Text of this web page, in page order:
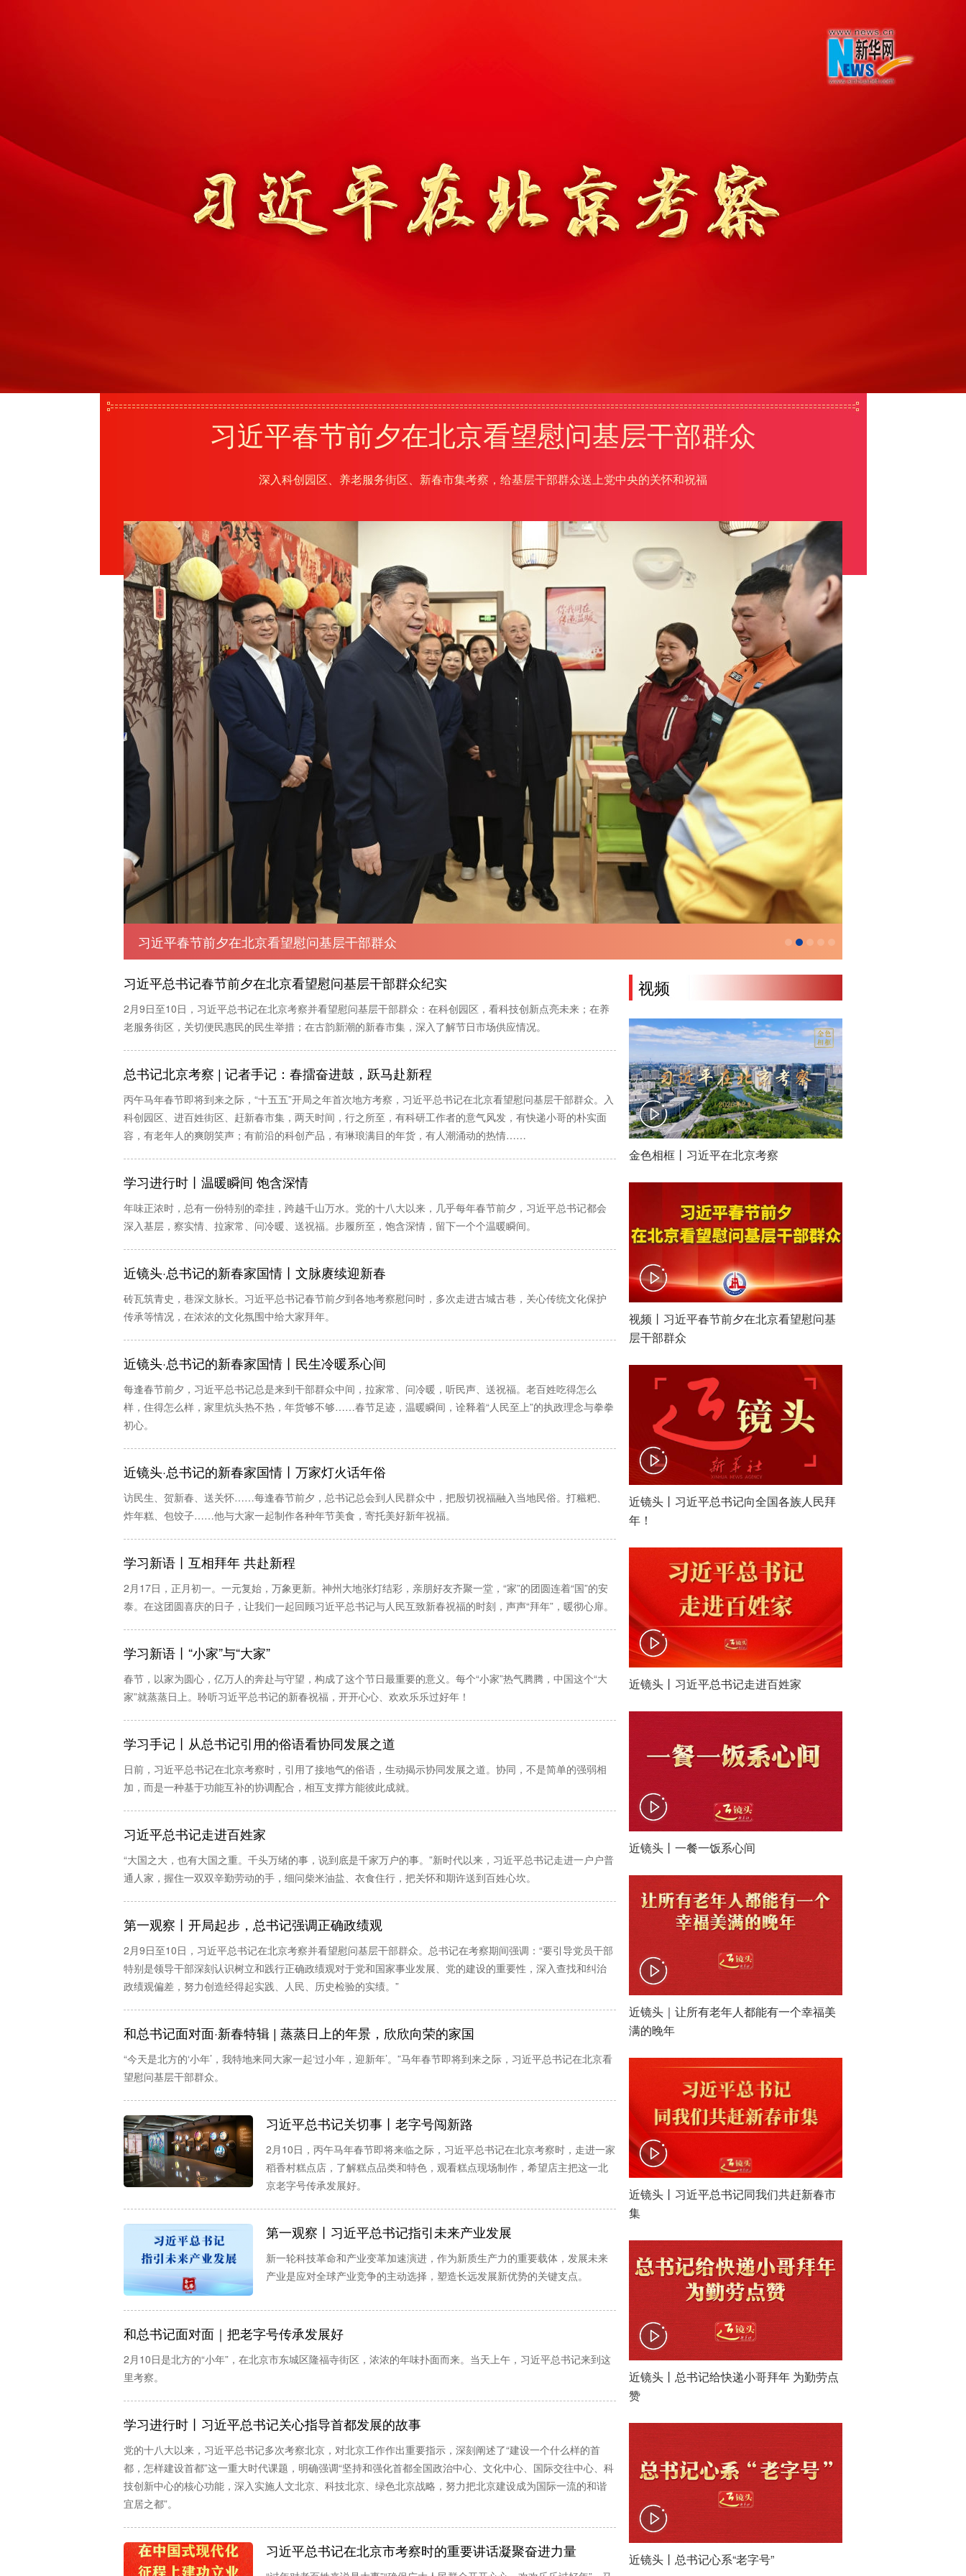
习近平春节前夕在北京看望慰问基层干部群众
深入科创园区、养老服务街区、新春市集考察，给基层干部群众送上党中央的关怀和祝福
暖心微视频丨躬身为民
习近平总书记春节前夕在北京看望慰问基层干部群众纪实
2月9日至10日，习近平总书记在北京考察并看望慰问基层干部群众：在科创园区，看科技创新点亮未来；在养
老服务街区，关切便民惠民的民生举措；在古韵新潮的新春市集，深入了解节日市场供应情况。
总书记北京考察 | 记者手记：春擂奋进鼓，跃马赴新程
丙午马年春节即将到来之际，“十五五”开局之年首次地方考察，习近平总书记在北京看望慰问基层干部群众。入
科创园区、进百姓街区、赶新春市集，两天时间，行之所至，有科研工作者的意气风发，有快递小哥的朴实面
容，有老年人的爽朗笑声；有前沿的科创产品，有琳琅满目的年货，有人潮涌动的热情……
学习进行时丨温暖瞬间 饱含深情
年味正浓时，总有一份特别的牵挂，跨越千山万水。党的十八大以来，几乎每年春节前夕，习近平总书记都会
深入基层，察实情、拉家常、问冷暖、送祝福。步履所至，饱含深情，留下一个个温暖瞬间。
近镜头·总书记的新春家国情丨文脉赓续迎新春
砖瓦筑青史，巷深文脉长。习近平总书记春节前夕到各地考察慰问时，多次走进古城古巷，关心传统文化保护
传承等情况，在浓浓的文化氛围中给大家拜年。
近镜头·总书记的新春家国情丨民生冷暖系心间
每逢春节前夕，习近平总书记总是来到干部群众中间，拉家常、问冷暖，听民声、送祝福。老百姓吃得怎么
样，住得怎么样，家里炕头热不热，年货够不够……春节足迹，温暖瞬间，诠释着“人民至上”的执政理念与拳拳
初心。
近镜头·总书记的新春家国情丨万家灯火话年俗
访民生、贺新春、送关怀……每逢春节前夕，总书记总会到人民群众中，把殷切祝福融入当地民俗。打糍粑、
炸年糕、包饺子……他与大家一起制作各种年节美食，寄托美好新年祝福。
学习新语丨互相拜年 共赴新程
2月17日，正月初一。一元复始，万象更新。神州大地张灯结彩，亲朋好友齐聚一堂，“家”的团圆连着“国”的安
泰。在这团圆喜庆的日子，让我们一起回顾习近平总书记与人民互致新春祝福的时刻，声声“拜年”，暖彻心扉。
学习新语丨“小家”与“大家”
春节，以家为圆心，亿万人的奔赴与守望，构成了这个节日最重要的意义。每个“小家”热气腾腾，中国这个“大
家”就蒸蒸日上。聆听习近平总书记的新春祝福，开开心心、欢欢乐乐过好年！
学习手记丨从总书记引用的俗语看协同发展之道
日前，习近平总书记在北京考察时，引用了接地气的俗语，生动揭示协同发展之道。协同，不是简单的强弱相
加，而是一种基于功能互补的协调配合，相互支撑方能彼此成就。
习近平总书记走进百姓家
“大国之大，也有大国之重。千头万绪的事，说到底是千家万户的事。”新时代以来，习近平总书记走进一户户普
通人家，握住一双双辛勤劳动的手，细问柴米油盐、衣食住行，把关怀和期许送到百姓心坎。
第一观察丨开局起步，总书记强调正确政绩观
2月9日至10日，习近平总书记在北京考察并看望慰问基层干部群众。总书记在考察期间强调：“要引导党员干部
特别是领导干部深刻认识树立和践行正确政绩观对于党和国家事业发展、党的建设的重要性，深入查找和纠治
政绩观偏差，努力创造经得起实践、人民、历史检验的实绩。”
和总书记面对面·新春特辑 | 蒸蒸日上的年景，欣欣向荣的家国
“今天是北方的‘小年’，我特地来同大家一起‘过小年，迎新年’。”马年春节即将到来之际，习近平总书记在北京看
望慰问基层干部群众。
习近平总书记关切事丨老字号闯新路
2月10日，丙午马年春节即将来临之际，习近平总书记在北京考察时，走进一家
稻香村糕点店，了解糕点品类和特色，观看糕点现场制作，希望店主把这一北
京老字号传承发展好。
第一观察丨习近平总书记指引未来产业发展
新一轮科技革命和产业变革加速演进，作为新质生产力的重要载体，发展未来
产业是应对全球产业竞争的主动选择，塑造长远发展新优势的关键支点。
和总书记面对面｜把老字号传承发展好
2月10日是北方的“小年”，在北京市东城区隆福寺街区，浓浓的年味扑面而来。当天上午，习近平总书记来到这
里考察。
学习进行时丨习近平总书记关心指导首都发展的故事
党的十八大以来，习近平总书记多次考察北京，对北京工作作出重要指示，深刻阐述了“建设一个什么样的首
都，怎样建设首都”这一重大时代课题，明确强调“坚持和强化首都全国政治中心、文化中心、国际交往中心、科
技创新中心的核心功能，深入实施人文北京、科技北京、绿色北京战略，努力把北京建设成为国际一流的和谐
宜居之都”。
习近平总书记在北京市考察时的重要讲话凝聚奋进力量
视频
金色相框丨习近平在北京考察
视频丨习近平春节前夕在北京看望慰问基
层干部群众
近镜头丨习近平总书记向全国各族人民拜
年！
近镜头丨习近平总书记走进百姓家
近镜头丨一餐一饭系心间
近镜头｜让所有老年人都能有一个幸福美
满的晚年
近镜头丨习近平总书记同我们共赶新春市
集
近镜头丨总书记给快递小哥拜年 为勤劳点
赞
近镜头丨总书记心系“老字号”